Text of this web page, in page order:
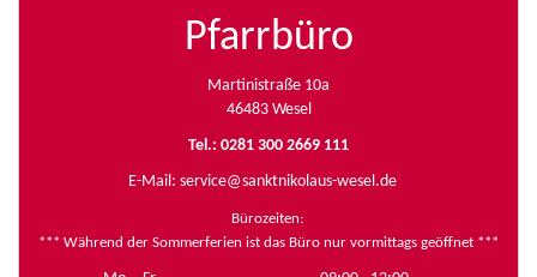
Pfarrbüro
Martinistraße 10a
46483 Wesel
Tel.: 0281 300 2669 111
E-Mail: service@sanktnikolaus-wesel.de
Bürozeiten:
*** Während der Sommerferien ist das Büro nur vormittags geöffnet ***